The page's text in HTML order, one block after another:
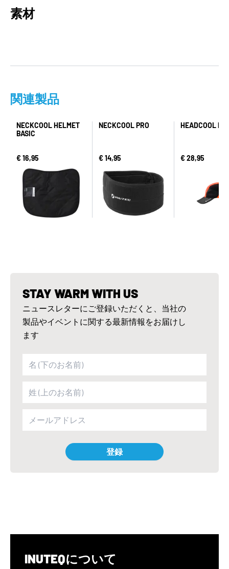
素材
関連製品
NECKCOOL HELMET
BASIC
€ 16,95
NECKCOOL PRO
€ 14,95
HEADCOOL
€ 28,95
STAY WARM WITH US
ニュースレターにご登録いただくと、当社の
製品やイベントに関する最新情報をお届けし
ます
登録
INUTEQについて